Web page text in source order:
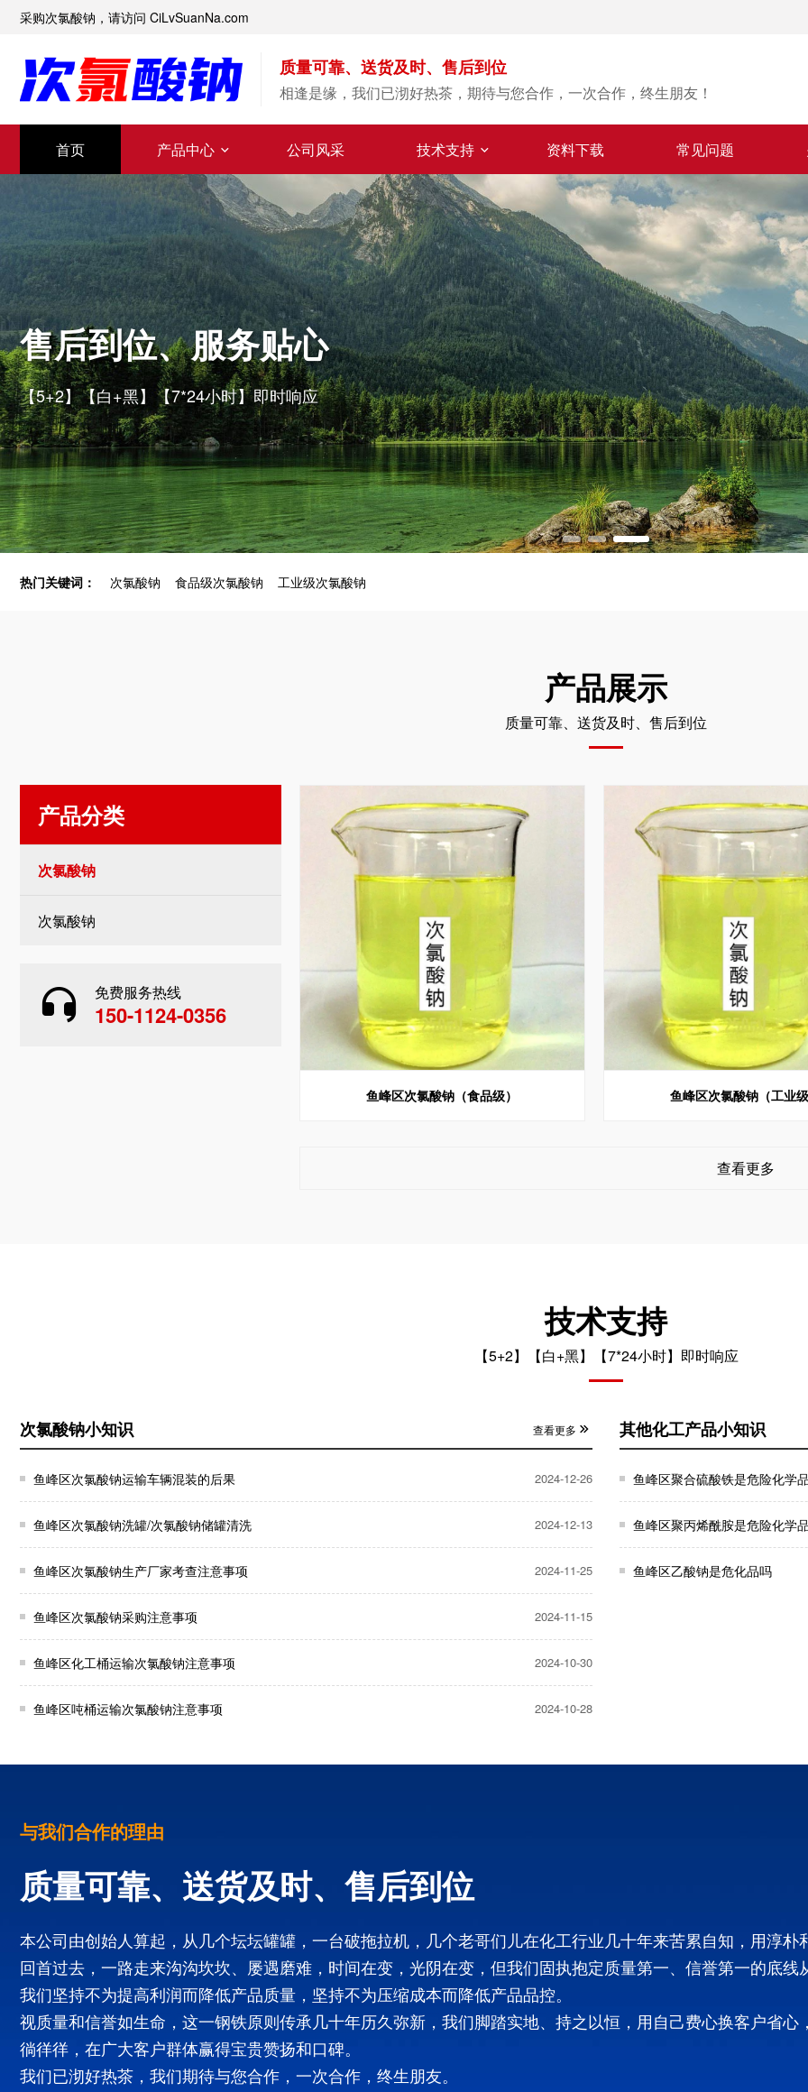
采购次氯酸钠，请访问 CiLvSuanNa.com
质量可靠、送货及时、售后到位
相逢是缘，我们已沏好热茶，期待与您合作，一次合作，终生朋友！
首页 产品中心 公司风采 技术支持 资料下载 常见问题
售后到位、服务贴心
【5+2】【白+黑】【7*24小时】即时响应
热门关键词： 次氯酸钠 食品级次氯酸钠 工业级次氯酸钠
产品展示
质量可靠、送货及时、售后到位
产品分类
次氯酸钠
次氯酸钠
免费服务热线
150-1124-0356
鱼峰区次氯酸钠（食品级） 鱼峰区次氯酸钠（工业
查看更多
技术支持
【5+2】【白+黑】【7*24小时】即时响应
次氯酸钠小知识 查看更多
鱼峰区次氯酸钠运输车辆混装的后果 2024-12-26
鱼峰区次氯酸钠洗罐/次氯酸钠储罐清洗 2024-12-13
鱼峰区次氯酸钠生产厂家考查注意事项 2024-11-25
鱼峰区次氯酸钠采购注意事项 2024-11-15
鱼峰区化工桶运输次氯酸钠注意事项 2024-10-30
鱼峰区吨桶运输次氯酸钠注意事项 2024-10-28
其他化工产品小知识
鱼峰区聚合硫酸铁是危险化学
鱼峰区聚丙烯酰胺是危险化学
鱼峰区乙酸钠是危化品吗
与我们合作的理由
质量可靠、送货及时、售后到位
本公司由创始人算起，从几个坛坛罐罐，一台破拖拉机，几个老哥们儿在化工行业几十年来苦累自知，用淳朴
回首过去，一路走来沟沟坎坎、屡遇磨难，时间在变，光阴在变，但我们固执抱定质量第一、信誉第一的底
我们坚持不为提高利润而降低产品质量，坚持不为压缩成本而降低产品品控。
视质量和信誉如生命，这一钢铁原则传承几十年历久弥新，我们脚踏实地、持之以恒，用自己费心换客户省
徜徉徉，在广大客户群体赢得宝贵赞扬和口碑。
我们已沏好热茶，我们期待与您合作，一次合作，终生朋友。